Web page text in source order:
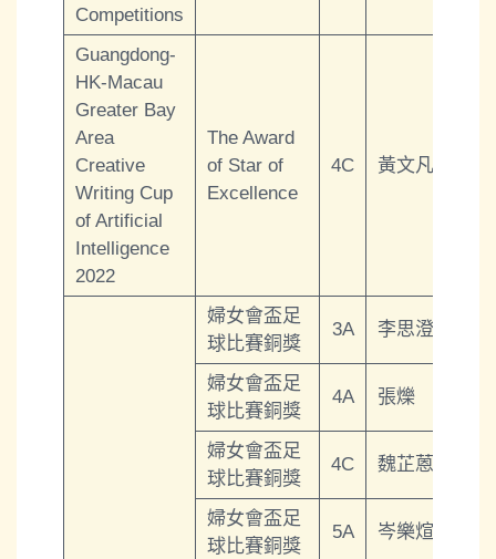
Competitions
Guangdong-
HK-Macau
Greater Bay
Area
Creative
Writing Cup
of Artificial
Intelligence
2022
The Award
of Star of
Excellence
4C 黃文凡
婦女會盃足
球比賽銅獎
3A 李思澄
婦女會盃足
球比賽銅獎
4A 張爍
婦女會盃足
球比賽銅獎
4C 魏芷蒽
婦女會盃足
球比賽銅獎
5A 岑樂煊